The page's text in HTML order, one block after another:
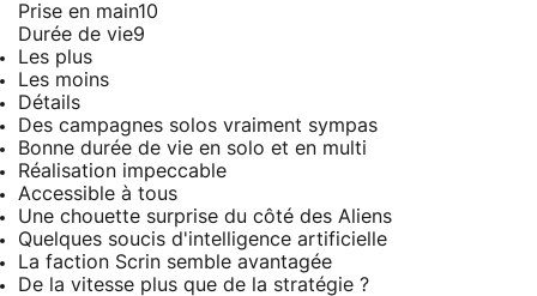
Prise en main10
Durée de vie9
Les plus
Les moins
Détails
Des campagnes solos vraiment sympas
Bonne durée de vie en solo et en multi
Réalisation impeccable
Accessible à tous
Une chouette surprise du côté des Aliens
Quelques soucis d'intelligence artificielle
La faction Scrin semble avantagée
De la vitesse plus que de la stratégie ?